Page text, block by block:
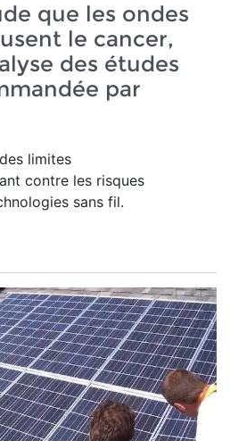
que les ondes
le cancer,
des études
par
limites
contre les risques
sans fil.